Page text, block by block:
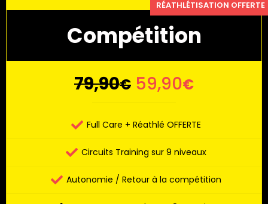
Compétition
79,90€ 59,90€
Full Care + Réathlé OFFERTE
Circuits Training sur 9 niveaux
Autonomie / Retour à la compétition